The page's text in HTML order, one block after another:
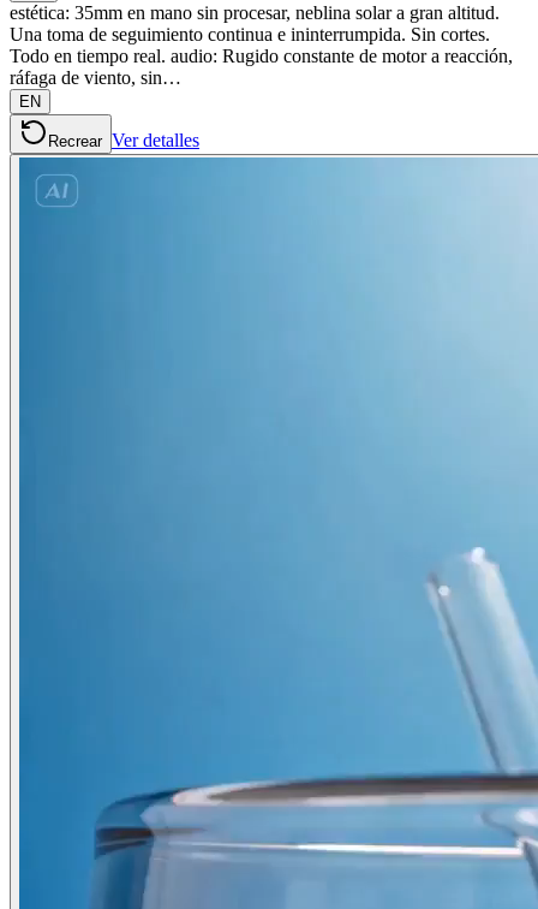
estética: 35mm en mano sin procesar, neblina solar a gran altitud.
Una toma de seguimiento continua e ininterrumpida. Sin cortes.
Todo en tiempo real. audio: Rugido constante de motor a reacción,
ráfaga de viento, sin…
EN
Recrear Ver detalles